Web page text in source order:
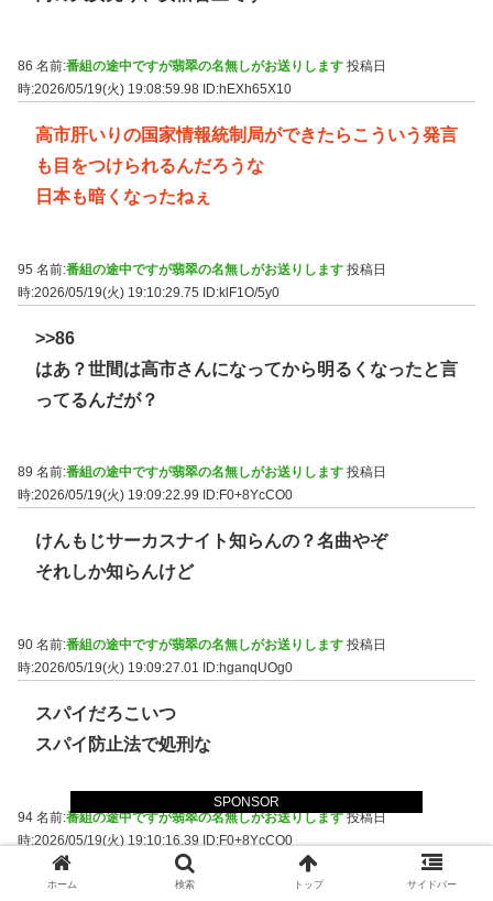
SPONSOR
86 名前:番組の途中ですが翡翠の名無しがお送りします 投稿日
時:2026/05/19(火) 19:08:59.98 ID:hEXh65X10
高市肝いりの国家情報統制局ができたらこういう発言
も目をつけられるんだろうな
日本も暗くなったねぇ
95 名前:番組の途中ですが翡翠の名無しがお送りします 投稿日
時:2026/05/19(火) 19:10:29.75 ID:klF1O/5y0
>>86
はあ？世間は高市さんになってから明るくなったと言
ってるんだが？
89 名前:番組の途中ですが翡翠の名無しがお送りします 投稿日
時:2026/05/19(火) 19:09:22.99
ID:F0+8YcCO0
けんもじサーカスナイト知らんの？名曲やぞ
それしか知らんけど
90 名前:番組の途中ですが翡翠の名無しがお送りします 投稿日
時:2026/05/19(火) 19:09:27.01
ID:hganqUOg0
スパイだろこいつ
スパイ防止法で処刑な
94 名前:番組の途中ですが翡翠の名無しがお送りします投稿日
時:2026/05/19(火) 19:10:16.39 ID:F0+8YcCO0
>>90
ホーム 検索 トップ サイドバー